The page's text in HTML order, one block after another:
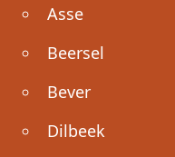
Asse
Beersel
Bever
Dilbeek